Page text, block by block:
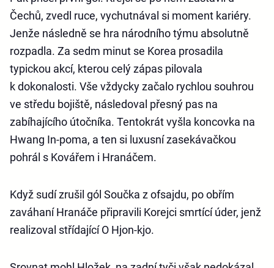
Čechů, zvedl ruce, vychutnával si moment kariéry.
Jenže následně se hra národního týmu absolutně
rozpadla. Za sedm minut se Korea prosadila
typickou akcí, kterou celý zápas pilovala
k dokonalosti. Vše vždycky začalo rychlou souhrou
ve středu bojiště, následoval přesný pas na
zabíhajícího útočníka. Tentokrát vyšla koncovka na
Hwang In-poma, a ten si luxusní zasekávačkou
pohrál s Kovářem i Hranáčem.
Když sudí zrušil gól Součka z ofsajdu, po obřím
zaváhaní Hranáče připravili Korejci smrtící úder, jenž
realizoval střídající O Hjon-kjo.